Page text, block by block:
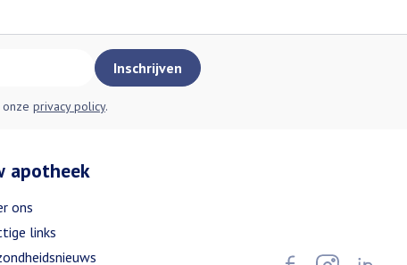
Inschrijven
privacy policy.
apotheek
ons
links